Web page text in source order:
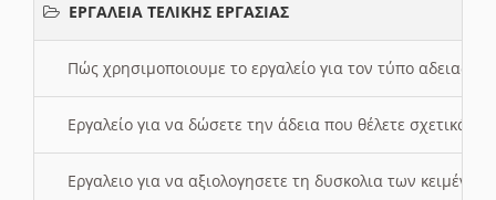
ΕΡΓΑΛΕΙΑ ΤΕΛΙΚΗΣ ΕΡΓΑΣΙΑΣ
Πώς χρησιμοποιουμε το εργαλείο για τον τύπο αδειας
Εργαλείο για να δώσετε την άδεια που θέλετε σχετικά
Εργαλειο για να αξιολογησετε τη δυσκολια των